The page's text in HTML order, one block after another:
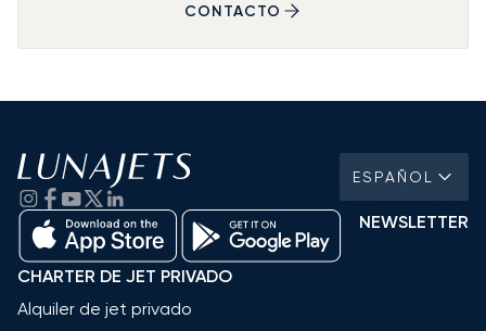
CONTACTO
ESPAÑOL
NEWSLETTER
CHARTER DE JET PRIVADO
Alquiler de jet privado